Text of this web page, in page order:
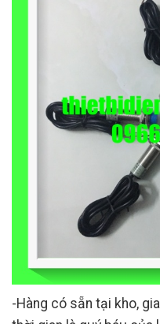
-Hàng có sẵn tại kho,